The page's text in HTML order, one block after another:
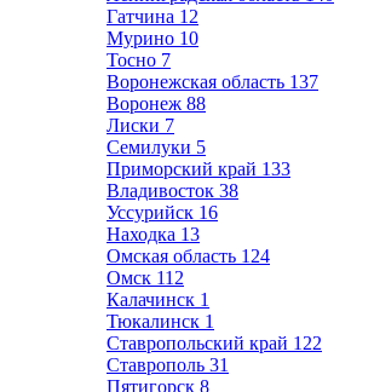
Гатчина 12
Мурино 10
Тосно 7
Воронежская область 137
Воронеж 88
Лиски 7
Семилуки 5
Приморский край 133
Владивосток 38
Уссурийск 16
Находка 13
Омская область 124
Омск 112
Калачинск 1
Тюкалинск 1
Ставропольский край 122
Ставрополь 31
Пятигорск 8